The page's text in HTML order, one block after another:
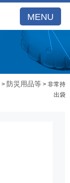
MENU
> 防災用品等 > 非常持
出袋